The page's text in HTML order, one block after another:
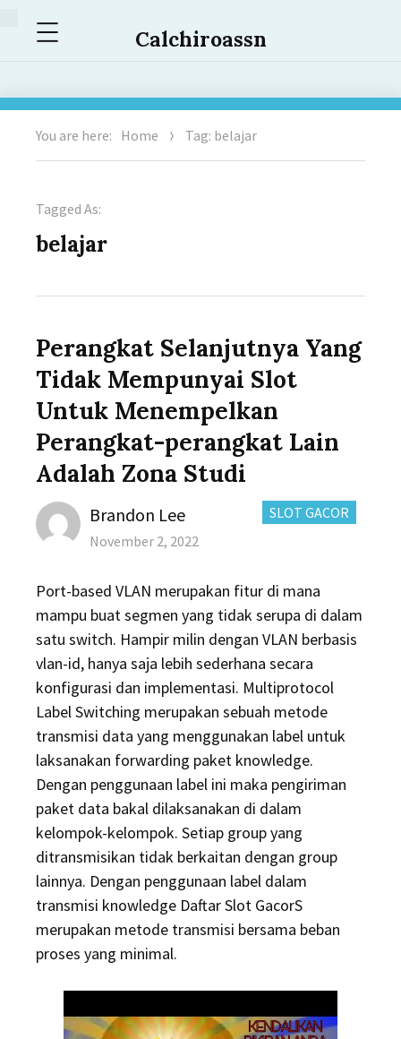
Calchiroassn
You are here: Home Tag: belajar
Tagged As:
belajar
Perangkat Selanjutnya Yang
Tidak Mempunyai Slot
Untuk Menempelkan
Perangkat-perangkat Lain
Adalah​ Zona Studi
CATEGORIES:
SLOT GACOR
Author
Brandon Lee
Posted
November 2, 2022
Port-based VLAN merupakan fitur di mana
mampu buat segmen yang tidak serupa di dalam
satu switch. Hampir milin dengan VLAN berbasis
vlan-id, hanya saja lebih sederhana secara
konfigurasi dan implementasi. Multiprotocol
Label Switching merupakan sebuah metode
transmisi data yang menggunakan label untuk
laksanakan forwarding paket knowledge.
Dengan penggunaan label ini maka pengiriman
paket data bakal dilaksanakan di dalam
kelompok-kelompok. Setiap group yang
ditransmisikan tidak berkaitan dengan group
lainnya. Dengan penggunaan label dalam
transmisi knowledge Daftar Slot GacorS
merupakan metode transmisi bersama beban
proses yang minimal.